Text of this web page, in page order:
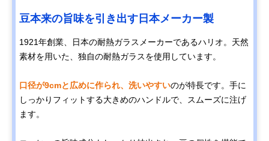
豆本来の旨味を引き出す日本メーカー製
1921年創業、日本の耐熱ガラスメーカーであるハリオ。天然
素材を用いた、独自の耐熱ガラスを使用しています。
口径が9cmと広めに作られ、洗いやすいのが特長です。手に
しっかりフィットする大きめのハンドルで、スムーズに注げ
ます。